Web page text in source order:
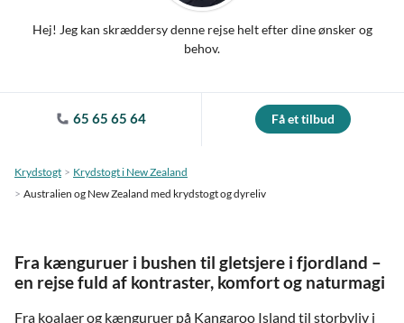
Hej! Jeg kan skræddersy denne rejse helt efter dine ønsker og
behov.
65 65 65 64 Få et tilbud
Krydstogt
Krydstogt i New Zealand
Australien og New Zealand med krydstogt og dyreliv
Fra kænguruer i bushen til gletsjere i fjordland –
en rejse fuld af kontraster, komfort og naturmagi
Fra koalaer og kænguruer på Kangaroo Island til storbyliv i